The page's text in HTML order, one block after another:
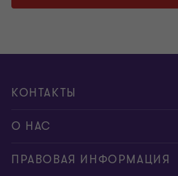
КОНТАКТЫ
Cвяжитесь с нами
О НАС
О нас
ПРАВОВАЯ ИНФОРМАЦИЯ